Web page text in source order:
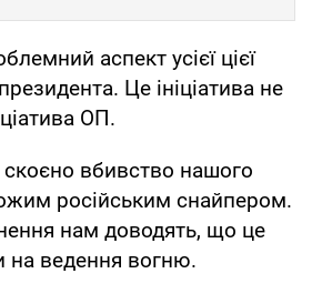
аспект усієї цієї
Це ініціатива не
ОП.
вбивство нашого
російським снайпером.
нам доводять, що це
на ведення вогню.